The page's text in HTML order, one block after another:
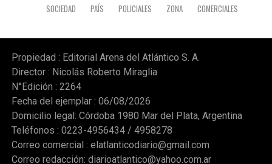
SOCIEDAD
PAÍS POLICIALES ZONA COMERCIALES
Propiedad : Editorial Arena del Atlántico S. A.
Director : Nicolás Roberto Miraglia
N°Edición : 2264
Fecha del ejemplar : 06/08/2026
Domicilio legal: Córdoba 1980 Mar del Plata, Argentina
Teléfonos : 0223-4956434 / 4958278
Correo comercial : elatlanticodiario@gmail.com
Correo redacción: diarioatlantico@yahoo.com.ar